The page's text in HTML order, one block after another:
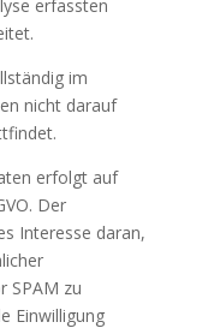
erfassten
im
nicht darauf
erfolgt auf
Der
Interesse daran,
SPAM zu
Einwilligung